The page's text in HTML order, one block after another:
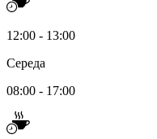
12:00 - 13:00
Середа
08:00 - 17:00